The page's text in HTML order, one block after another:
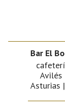
Bar El
Avilés
Asturias